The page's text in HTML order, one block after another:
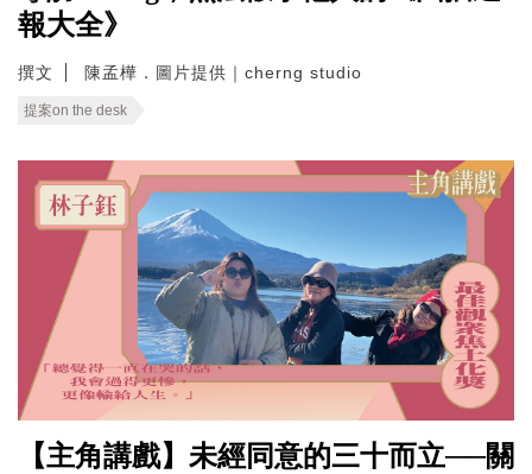
報大全》
撰文 陳孟樺．圖片提供｜cherng studio
提案on the desk
【主角講戲】未經同意的三十而立──關